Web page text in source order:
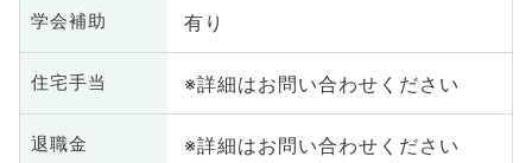
学会補助 有り
住宅手当 ※詳細はお問い合わせください
退職金 ※詳細はお問い合わせください